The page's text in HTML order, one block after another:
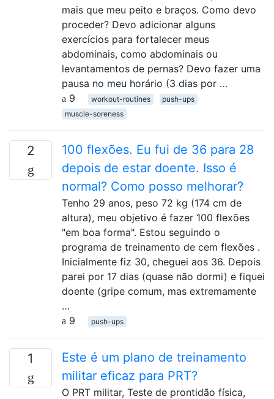
mais que meu peito e braços. Como devo
proceder? Devo adicionar alguns
exercícios para fortalecer meus
abdominais, como abdominais ou
levantamentos de pernas? Devo fazer uma
pausa no meu horário (3 dias por …
9
workout-routines
push-ups
muscle-soreness
2
100 flexões. Eu fui de 36 para 28
depois de estar doente. Isso é
normal? Como posso melhorar?
Tenho 29 anos, peso 72 kg (174 cm de
altura), meu objetivo é fazer 100 flexões
"em boa forma". Estou seguindo o
programa de treinamento de cem flexões .
Inicialmente fiz 30, cheguei aos 36. Depois
parei por 17 dias (quase não dormi) e fiquei
doente (gripe comum, mas extremamente
…
9
push-ups
1
Este é um plano de treinamento
militar eficaz para PRT?
O PRT militar, Teste de prontidão física,